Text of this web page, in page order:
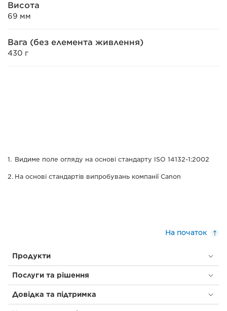
Висота
69 мм
Вага (без елемента живлення)
430 г
Видиме поле огляду на основі стандарту ISO 14132-1:2002
На основі стандартів випробувань компанії Canon
На початок
Продукти
Послуги та рішення
Довідка та підтримка